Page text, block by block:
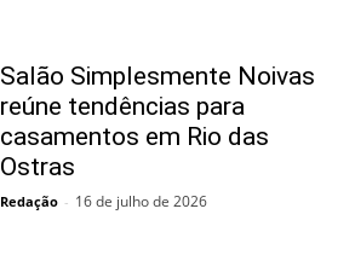
Salão Simplesmente Noivas
reúne tendências para
casamentos em Rio das
Ostras
Redação - 16 de julho de 2026